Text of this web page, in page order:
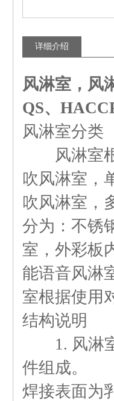
详细介绍
风淋室 ， 风
QS、
风淋室分类
风淋室根
吹风淋室，
吹风淋室
分为：不锈
室，外彩
能语音风
室根据使用
结构说明
1. 风淋室
件组成。
焊接表面